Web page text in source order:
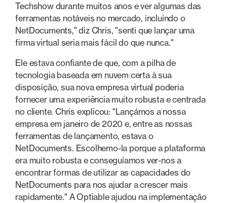
Techshow durante muitos anos e ver algumas das
ferramentas notáveis no mercado, incluindo o
NetDocuments," diz Chris, "senti que lançar uma
firma virtual seria mais fácil do que nunca."
Ele estava confiante de que, com a pilha de
tecnologia baseada em nuvem certa à sua
disposição, sua nova empresa virtual poderia
fornecer uma experiência muito robusta e centrada
no cliente. Chris explicou: "Lançámos a nossa
empresa em janeiro de 2020 e, entre as nossas
ferramentas de lançamento, estava o
NetDocuments. Escolhemo-la porque a plataforma
era muito robusta e conseguíamos ver-nos a
encontrar formas de utilizar as capacidades do
NetDocuments para nos ajudar a crescer mais
rapidamente." A Optiable ajudou na implementação